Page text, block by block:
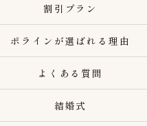
割引プラン
ポラインが選ばれる理由
よくある質問
結婚式